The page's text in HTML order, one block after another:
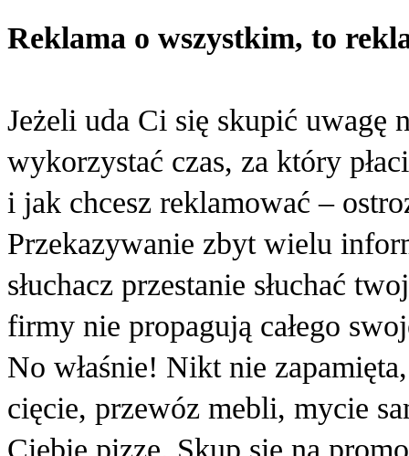
Reklama o wszystkim, to
Jeżeli uda Ci się skupić uwagę
wykorzystać czas, za który
i jak chcesz reklamować –
Przekazywanie zbyt wielu
słuchacz przestanie słuchać
firmy nie propagują całego
No właśnie! Nikt nie
cięcie, przewóz mebli, mycie
Ciebie pizzę. Skup się na